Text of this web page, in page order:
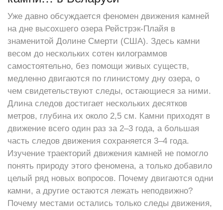
Уже давно обсуждается феномен движения камней
на дне высохшего озера Рейстрэк-Плайя в
знаменитой Долине Смерти (США). Здесь камни
весом до нескольких сотен килограммов
самостоятельно, без помощи живых существ,
медленно двигаются по глинистому дну озера, о
чем свидетельствуют следы, остающиеся за ними.
Длина следов достигает нескольких десятков
метров, глубина их около 2,5 см. Камни приходят в
движение всего один раз за 2–3 года, а большая
часть следов движения сохраняется 3–4 года.
Изучение траекторий движения камней не помогло
понять природу этого феномена, а только добавило
целый ряд новых вопросов. Почему двигаются одни
камни, а другие остаются лежать неподвижно?
Почему местами остались только следы движения,